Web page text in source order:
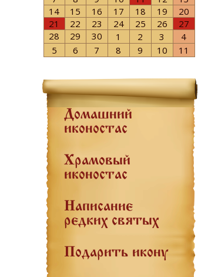
14
15 16 17 18 19
20
21
22 23 24 25 26
27
28
29 30 1 2 3
4
5
6 7 8 9 10 11
Домашний
иконостас
Храмовый
иконостас
Написание
редких святых
Подарить икону